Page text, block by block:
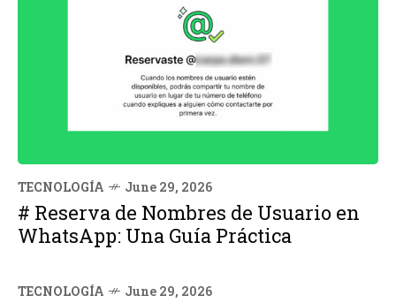
TECNOLOGÍA June 29, 2026
# Reserva de Nombres de Usuario en
WhatsApp: Una Guía Práctica
TECNOLOGÍA June 29, 2026